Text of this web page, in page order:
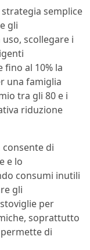
strategia semplice
gli
scollegare i
al 10% la
una famiglia
tra gli 80 e i
riduzione
consente di
e lo
consumi inutili
gli
per
soprattutto
permette di